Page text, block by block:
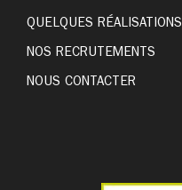
QUELQUES RÉALISATIONS
NOS RECRUTEMENTS
NOUS CONTACTER